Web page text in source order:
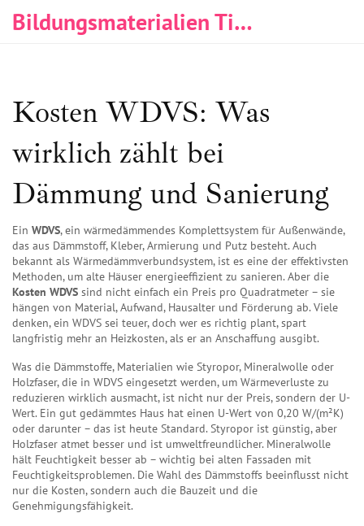
Bildungsmaterialien Tischlerei & Immobilien
Kosten WDVS: Was
wirklich zählt bei
Dämmung und Sanierung
Ein WDVS,ein wärmedämmendes Komplettsystem für Außenwände,
das aus Dämmstoff, Kleber, Armierung und Putz besteht. Auch
bekannt als Wärmedämmverbundsystem, ist es eine der effektivsten
Methoden, um alte Häuser energieeffizient zu sanieren. Aber die
Kosten WDVS sind nicht einfach ein Preis pro Quadratmeter – sie
hängen von Material, Aufwand, Hausalter und Förderung ab. Viele
denken, ein WDVS sei teuer, doch wer es richtig plant, spart
langfristig mehr an Heizkosten, als er an Anschaffung ausgibt.
Was die Dämmstoffe, Materialien wie Styropor, Mineralwolle oder
Holzfaser, die in WDVS eingesetzt werden, um Wärmeverluste zu
reduzieren wirklich ausmacht, ist nicht nur der Preis, sondern der U-
Wert. Ein gut gedämmtes Haus hat einen U-Wert von 0,20 W/(m²K)
oder darunter – das ist heute Standard. Styropor ist günstig, aber
Holzfaser atmet besser und ist umweltfreundlicher. Mineralwolle
hält Feuchtigkeit besser ab – wichtig bei alten Fassaden mit
Feuchtigkeitsproblemen. Die Wahl des Dämmstoffs beeinflusst nicht
nur die Kosten, sondern auch die Bauzeit und die
Genehmigungsfähigkeit.